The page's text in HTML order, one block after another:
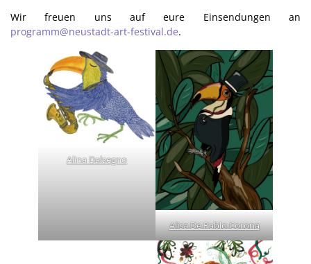
Wir freuen uns auf eure Einsendungen an
programm@neustadt-art-festival.de.
Alina Dalsegno
Alisa De Pablo Corona